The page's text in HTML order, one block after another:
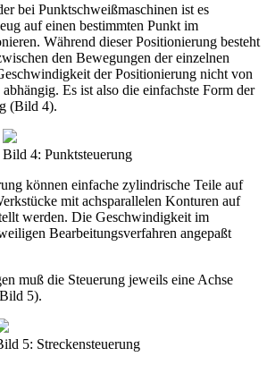
bei Punktschweißmaschinen ist es
auf einen bestimmten Punkt im
Während dieser Positionierung besteht
den Bewegungen der einzelnen
der Positionierung nicht von
Es ist also die einfachste Form der
(Bild 4).
Bild 4: Punktsteuerung
können einfache zylindrische Teile auf
mit achsparallelen Konturen auf
werden. Die Geschwindigkeit im
Bearbeitungsverfahren angepaßt
muß die Steuerung jeweils eine Achse
5).
5: Streckensteuerung